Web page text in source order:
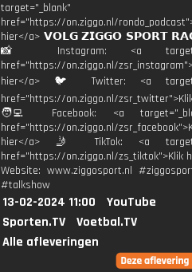
target="_blank"
href="https://on.ziggo.nl/
hier</a> 𝗩𝗢𝗟𝗚 𝗭𝗜𝗚𝗚𝗢 𝗦𝗣𝗢𝗥𝗧
📸 Instagram: <a
href="https://on.ziggo.nl/
hier</a> 🐦 Twitter: <a
href="https://on.ziggo.nl/
🧑‍💻 Facebook: <a
href="https://on.ziggo.nl/
hier</a> 🤳 TikTok: <a
href="https://on.ziggo.nl/zs_tiktok">Klik
Website: www.ziggosport.nl
#talkshow
13-02-2024 11:00
YouTube
Sporten.TV
Voetbal.TV
Alle afleveringen